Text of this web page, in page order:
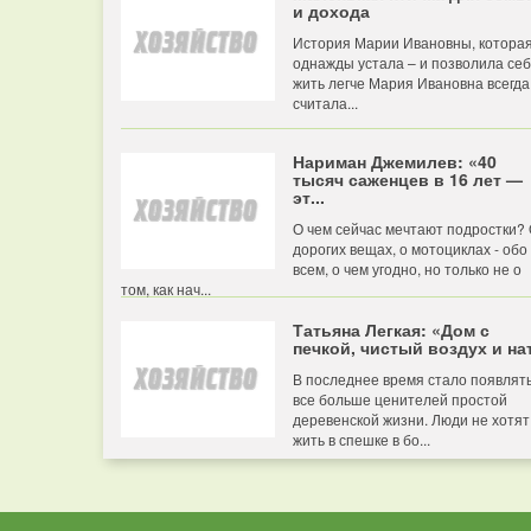
и дохода
История Марии Ивановны, которая
однажды устала – и позволила
жить легче Мария Ивановна всегда
считала...
Нариман Джемилев: «40
тысяч саженцев в 16 лет —
эт...
О чем сейчас мечтают подростки?
дорогих вещах, о мотоциклах - обо
всем, о чем угодно, но только не о
том, как нач...
Татьяна Легкая: «Дом с
печкой, чистый воздух и
В последнее время стало
все больше ценителей простой
деревенской жизни. Люди не хотят
жить в спешке в бо...